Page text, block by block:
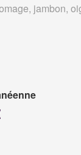
jambon,